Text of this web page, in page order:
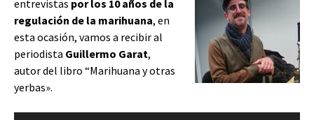
entrevistas por los 10 años de la
regulación de la marihuana, en
esta ocasión, vamos a recibir al
periodista Guillermo Garat,
autor del libro “Marihuana y otras
yerbas».